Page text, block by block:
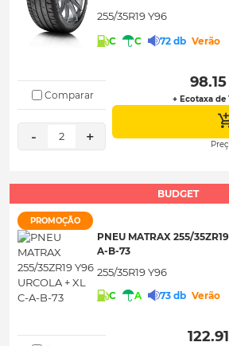
255/35R19 Y96
C C 72 db Verão
Comparar
- 2 +
+ Ecotaxa de
BUDGET
PROMOÇÃO
PNEU MATRAX 255/
A-B-73
255/35R19 Y96
C A 73 db Verão